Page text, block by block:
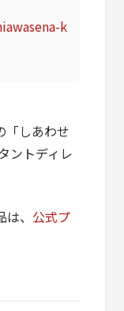
k
「しあわせ
ントディレ
、 公式プ